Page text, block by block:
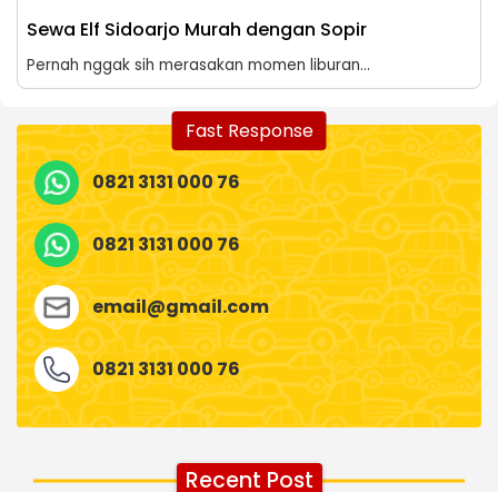
Sewa Elf Sidoarjo Murah dengan Sopir
Pernah nggak sih merasakan momen liburan...
Fast Response
0821 3131 000 76
0821 3131 000 76
email@gmail.com
0821 3131 000 76
Recent Post